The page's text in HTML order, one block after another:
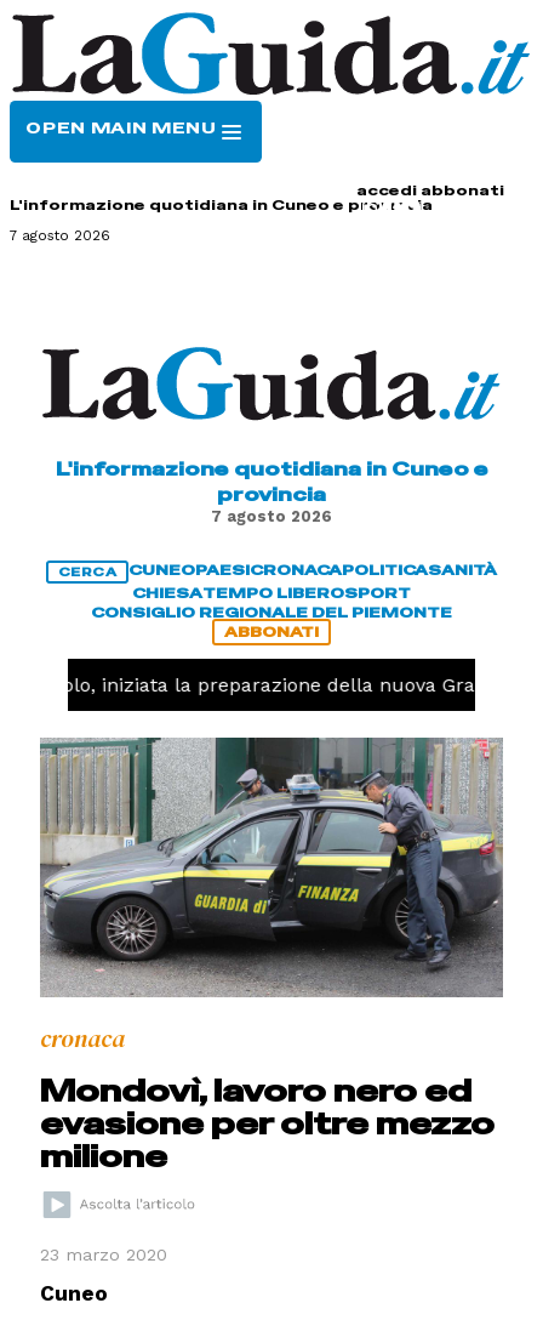
OPEN MAIN MENU
accedi abbonati
L'informazione quotidiana in Cuneo e provincia
7 agosto 2026
L'informazione quotidiana in Cuneo e
provincia
7 agosto 2026
CERCA CUNEOPAESICRONACAPOLITICASANITÀ
CHIESATEMPO LIBEROSPORT
CONSIGLIO REGIONALE DEL PIEMONTE
ABBONATI
iniziata la preparazione della nuova Granda
cronaca
Mondovì, lavoro nero ed
evasione per oltre mezzo
milione
23 marzo 2020
Cuneo